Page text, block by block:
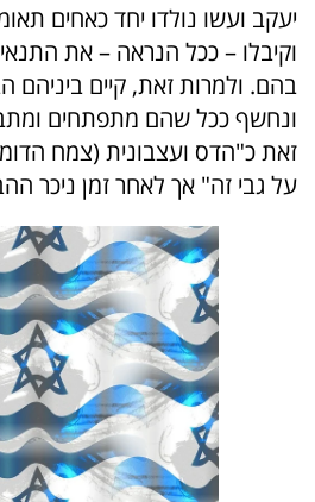
יעקב ועשו נולדו יחד כאחים
וקיבלו – ככל הנראה – את
בהם. ולמרות זאת, קיים ביניהם
ונחשף ככל שהם מתפתחים
זאת כ"הדס ועצבונית (צמח
על גבי זה" אך לאחר זמן ניכר